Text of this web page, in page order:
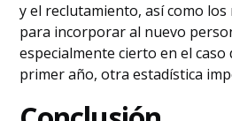
y el reclutamiento, así como
para incorporar al nuevo
especialmente cierto en el
primer año, otra estadística